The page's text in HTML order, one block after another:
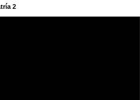
2